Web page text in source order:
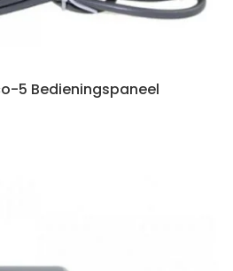
5 Bedieningspaneel